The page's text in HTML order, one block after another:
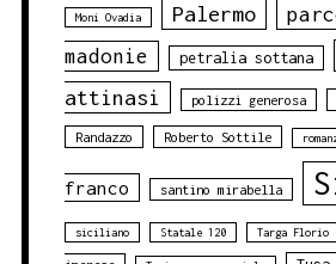
Moni Ovadia Palermo
madonie
petralia sottana
attinasi
polizzi generosa
Randazzo Roberto Sottile
franco santino mirabella
siciliano Statale 120 Targa Florio